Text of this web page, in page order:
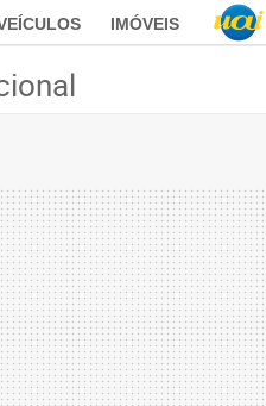
IMÓVEIS